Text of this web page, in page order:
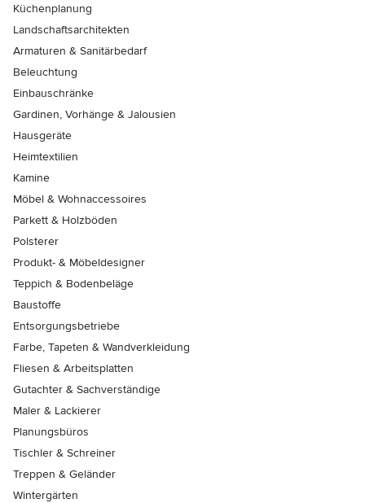
Küchenplanung
Landschaftsarchitekten
Armaturen & Sanitärbedarf
Beleuchtung
Einbauschränke
Gardinen, Vorhänge & Jalousien
Hausgeräte
Heimtextilien
Kamine
Möbel & Wohnaccessoires
Parkett & Holzböden
Polsterer
Produkt- & Möbeldesigner
Teppich & Bodenbeläge
Baustoffe
Entsorgungsbetriebe
Farbe, Tapeten & Wandverkleidung
Fliesen & Arbeitsplatten
Gutachter & Sachverständige
Maler & Lackierer
Planungsbüros
Tischler & Schreiner
Treppen & Geländer
Wintergärten